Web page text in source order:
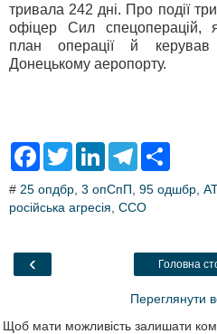
тривала 242 дні. Про події
офіцер Сил спецоперацій,
план операції й
Донецькому аеропорту.
F
e
b
k
T
t
t
L
k
e
T
e
g
m
r
# 25 опдбр 3 опСпП 95 одшбр
російська агресія ССО
‹ Головна
Переглянути
Щоб мати можливість залишати